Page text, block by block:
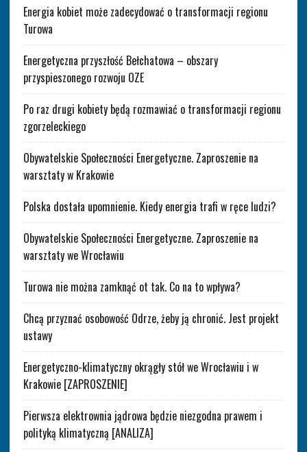
Energia kobiet może zadecydować o transformacji regionu
Turowa
Energetyczna przyszłość Bełchatowa – obszary
przyspieszonego rozwoju OZE
Po raz drugi kobiety będą rozmawiać o transformacji regionu
zgorzeleckiego
Obywatelskie Społeczności Energetyczne. Zaproszenie na
warsztaty w Krakowie
Polska dostała upomnienie. Kiedy energia trafi w ręce ludzi?
Obywatelskie Społeczności Energetyczne. Zaproszenie na
warsztaty we Wrocławiu
Turowa nie można zamknąć ot tak. Co na to wpływa?
Chcą przyznać osobowość Odrze, żeby ją chronić. Jest projekt
ustawy
Energetyczno-klimatyczny okrągły stół we Wrocławiu i w
Krakowie [ZAPROSZENIE]
Pierwsza elektrownia jądrowa będzie niezgodna prawem i
polityką klimatyczną [ANALIZA]